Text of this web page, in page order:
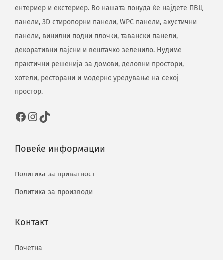
ентериер и екстериер. Во нашата понуда ќе најдете ПВЦ
панели, 3D стиропорни панели, WPC панели, акустични
панели, винилни подни плочки, тавански панели,
декоративни лајсни и вештачко зеленило. Нудиме
практични решенија за домови, деловни простори,
хотели, ресторани и модерно уредување на секој
простор.
Повеќе информации
Политика за приватност
Политика за производи
Контакт
Почетна